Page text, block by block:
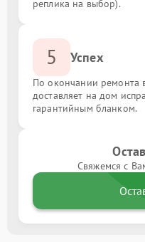
реплика на выбор).
5 Успех
По окончании ремонта
доставляет на дом
гарантийным бланком.
Свяжемся с